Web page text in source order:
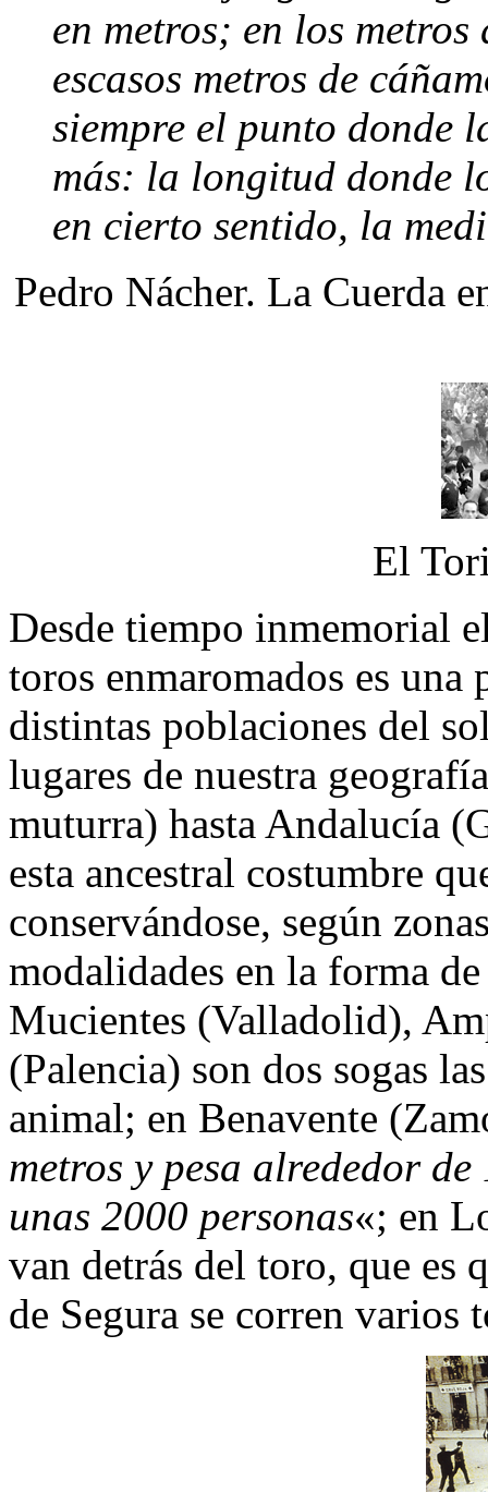
en metros; en los
escasos metros de
siempre el punto donde
más: la longitud donde
en cierto sentido, la
Pedro Nácher. La Cuerda
El
Desde tiempo inmemorial
toros enmaromados es una
distintas poblaciones del
lugares de nuestra
muturra) hasta Andalucía
esta ancestral costumbre
conservándose, según
modalidades en la forma
Mucientes (Valladolid),
(Palencia) son dos sogas
animal; en Benavente
metros y pesa alrededor
unas 2000 personas«; en
van detrás del toro, que es
de Segura se corren varios